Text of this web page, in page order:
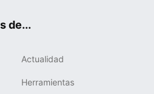
de...
Actualidad
Herramientas